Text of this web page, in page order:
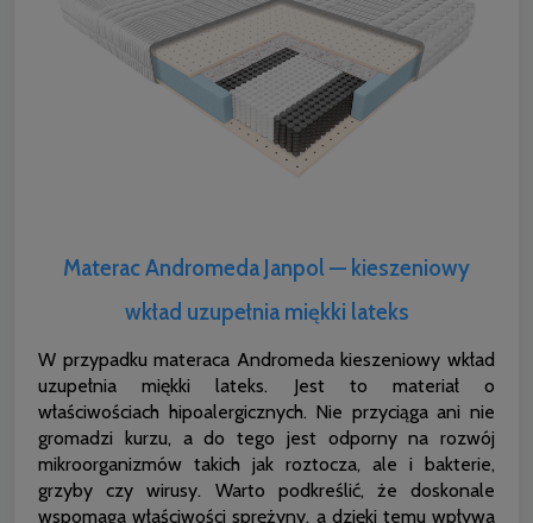
Materac Andromeda Janpol — kieszeniowy
wkład uzupełnia miękki lateks
W przypadku materaca Andromeda kieszeniowy wkład
uzupełnia miękki lateks. Jest to materiał o
właściwościach hipoalergicznych. Nie przyciąga ani nie
gromadzi kurzu, a do tego jest odporny na rozwój
mikroorganizmów takich jak roztocza, ale i bakterie,
grzyby czy wirusy. Warto podkreślić, że doskonale
wspomaga właściwości sprężyny, a dzięki temu wpływa